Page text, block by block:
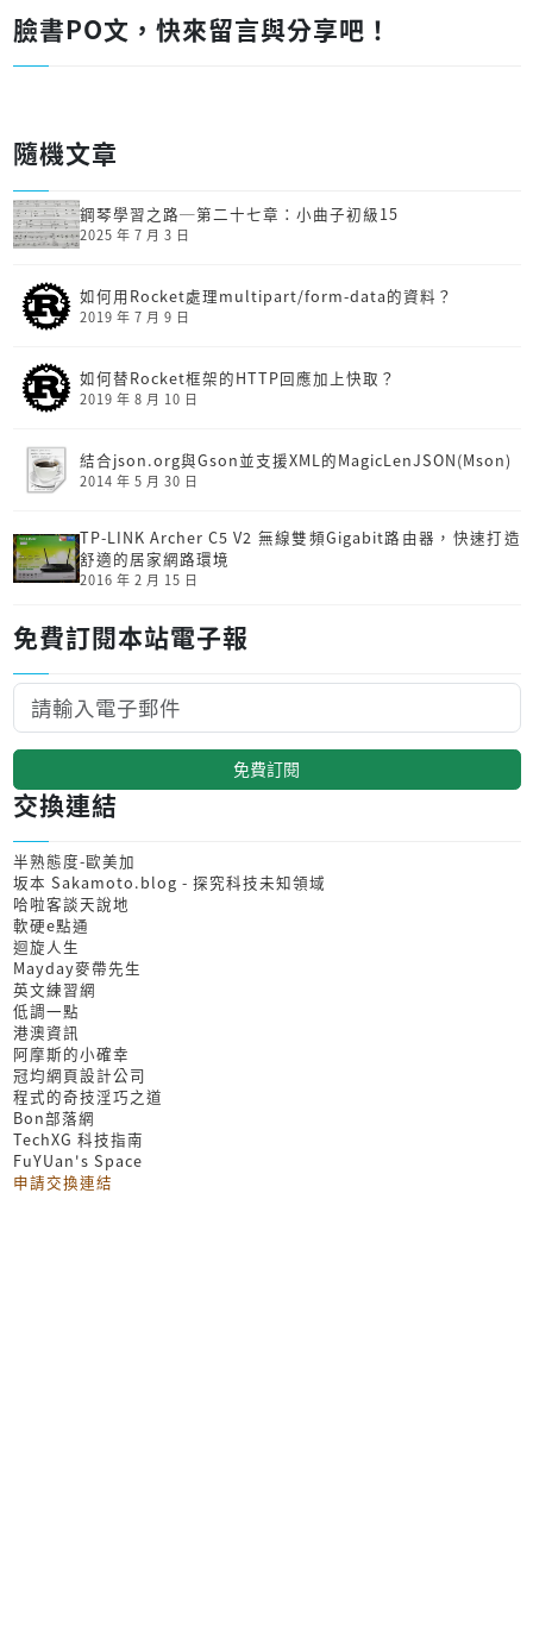
臉書PO文，快來留言與分享吧！
隨機文章
鋼琴學習之路─第二十七章：小曲子初級15
2025 年 7 月 3 日
如何用Rocket處理multipart/form-data的資料？
2019 年 7 月 9 日
如何替Rocket框架的HTTP回應加上快取？
2019 年 8 月 10 日
結合json.org與Gson並支援XML的MagicLenJSON(Mson)
2014 年 5 月 30 日
TP-LINK Archer C5 V2 無線雙頻Gigabit路由器，快速打造
舒適的居家網路環境
2016 年 2 月 15 日
免費訂閱本站電子報
免費訂閱
交換連結
半熟態度-歐美加
坂本 Sakamoto.blog - 探究科技未知領域
哈啦客談天說地
軟硬e點通
迴旋人生
Mayday麥帶先生
英文練習網
低調一點
港澳資訊
阿摩斯的小確幸
冠均網頁設計公司
程式的奇技淫巧之道
Bon部落網
TechXG 科技指南
FuYUan's Space
申請交換連結